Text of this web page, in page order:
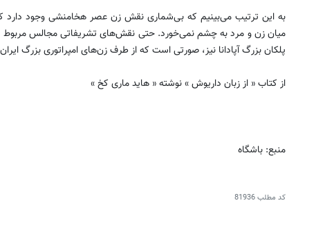
به این ترتیب می‌بینیم که بی‌شماری نقش زن عصر هخامنشی وجود دارد
میان زن و مرد به چشم نمی‌خورد. حتی نقش‌های تشریفاتی مجالس مربوط
پلکان بزرگ آپادانا نیز، صورتی است که از طرف زن‌های امپراتوری بزرگ
از کتاب « از زبان داریوش » نوشته « هاید ماری کخ »
منبع: باشگاه
کد مطلب81936